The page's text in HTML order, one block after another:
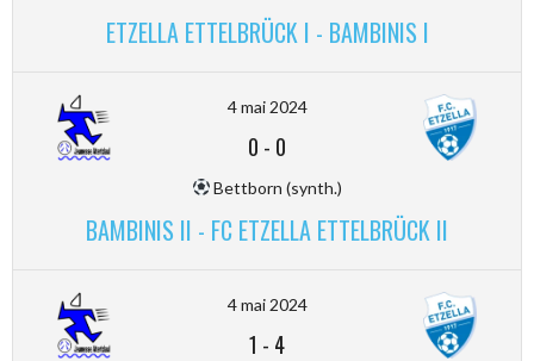
ETZELLA ETTELBRÜCK I - BAMBINIS I
4 mai 2024
0 - 0
Bettborn (synth.)
BAMBINIS II - FC ETZELLA ETTELBRÜCK II
4 mai 2024
1 - 4